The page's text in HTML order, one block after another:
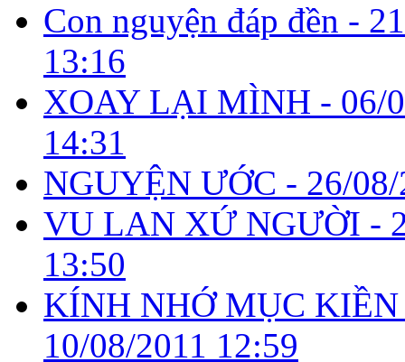
Con nguyện đáp đền -
13:16
XOAY LẠI MÌNH - 06/
14:31
NGUYỆN ƯỚC - 26/
VU LAN XỨ NGƯỜI -
13:50
KÍNH NHỚ MỤC
10/08/2011 12:59